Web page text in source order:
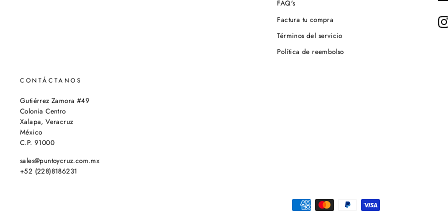
FAQ's
Factura tu compra
Términos del servicio
Política de reembolso
DE
CONTÁCTANOS
Gutiérrez Zamora #49
Colonia Centro
Xalapa, Veracruz
México
C.P. 91000
sales@puntoycruz.com.mx
+52 (228)8186231